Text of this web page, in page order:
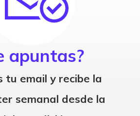
apuntas?
tu email y recibe la
semanal desde la